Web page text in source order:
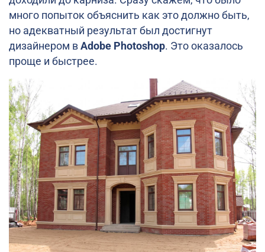
много попыток объяснить как это должно быть,
но адекватный результат был достигнут
дизайнером в Adobe Photoshop. Это оказалось
проще и быстрее.